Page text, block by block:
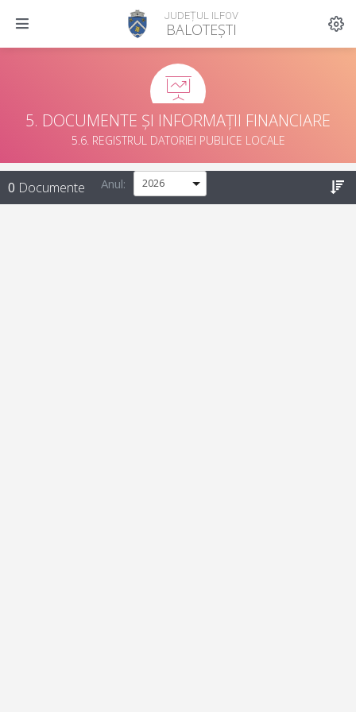
JUDEȚUL ILFOV
BALOTEȘTI
5. DOCUMENTE ȘI INFORMAȚII FINANCIARE
5.6. REGISTRUL DATORIEI PUBLICE LOCALE
0 Documente Anul: